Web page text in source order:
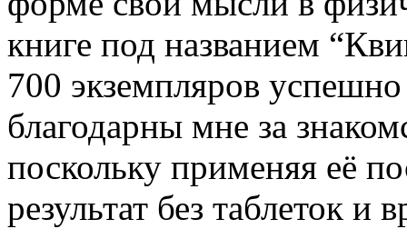
книге под названием
700 экземпляров
благодарны мне за
поскольку применяя её
результат без таблеток и